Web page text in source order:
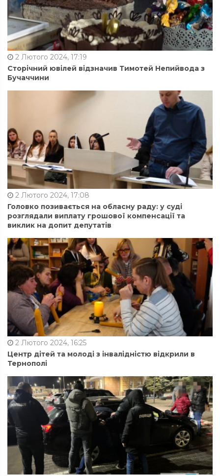
2 Лютого 2024, 17:19
Сторічний ювілей відзначив Тимотей Непийвода з
Бучаччини
2 Лютого 2024, 17:08
Головко позивається на обласну раду: у суді
розглядали виплату грошової компенсації та
виклик на допит депутатів
2 Лютого 2024, 16:25
Центр дітей та молоді з інвалідністю відкрили в
Тернополі